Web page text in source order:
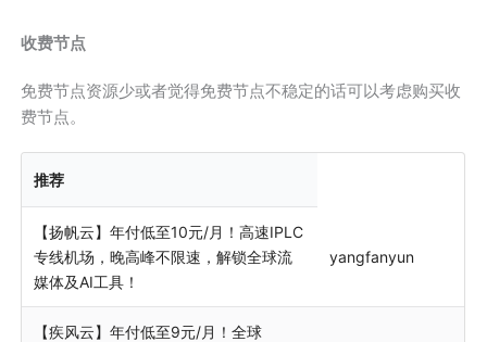
收费节点
免费节点资源少或者觉得免费节点不稳定的话可以考虑购买收
费节点。
推荐
【扬帆云】年付低至10元/月！高速IPLC
专线机场，晚高峰不限速，解锁全球流
媒体及AI工具！
yangfanyun
【疾风云】年付低至9元/月！全球